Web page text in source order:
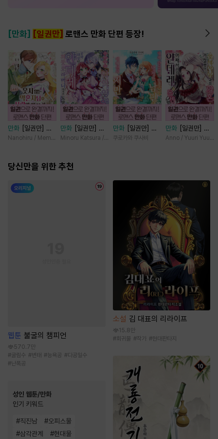
[만화] [일권만] 로맨스 만화 단편 등장!
만화
[일권만] 웃
지 않는 약혼자님
습니다 [단행본]
Nanohiru / Memeko
만화
[일권만] 기
억상실 악역 영애
니에게서 도망칠
Minoru Katsura / Mizune
만화
[일권만] 내
게 간섭하지 않겠
쿠로카와 쿠사비
만화
[일권만] 왕
태자님과의 약혼을
Anno / Yuuri
당신만을 위한 추천
웹툰 불굴의 챔피언
570.7만
#굴림수 #변태 #능욕공 #다공일수
#난폭공
성인 웹툰/만화
인기 키워드
#직진남 #오피스물
#삼각관계 #현대물
소설 김 대표의 리라이프
15.8만
#회귀물 #작가 #현대판타지